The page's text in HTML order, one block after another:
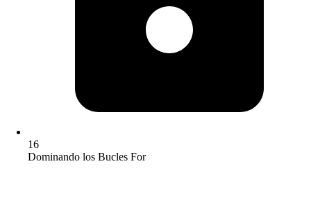
16
Dominando los Bucles For